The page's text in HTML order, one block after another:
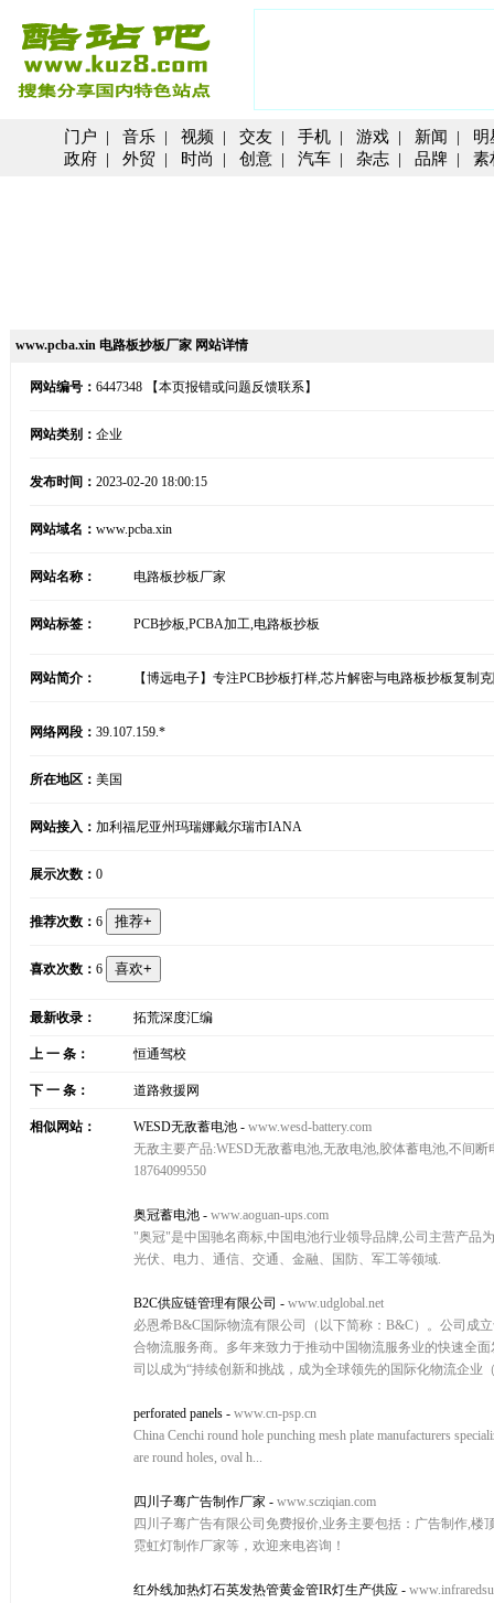
门户 | 音乐 | 视频 | 交友 | 手机 | 游戏 | 新闻 | 明
政府 | 外贸 | 时尚 | 创意 | 汽车 | 杂志 | 品牌 | 素
www.pcba.xin 电路板抄板厂家 网站详情
网站编号： 6447348 【本页报错或问题反馈联系】
网站类别： 企业
发布时间： 2023-02-20 18:00:15
网站域名： www.pcba.xin
网站名称： 电路板抄板厂家
网站标签： PCB抄板,PCBA加工,电路板抄板
网站简介： 【博远电子】专注PCB抄板打样,芯片解密与电路板抄板复制
网络网段： 39.107.159.*
所在地区： 美国
网站接入： 加利福尼亚州玛瑞娜戴尔瑞市IANA
展示次数： 0
推荐次数： 6
喜欢次数： 6
最新收录： 拓荒深度汇编
上 一 条： 恒通驾校
下 一 条： 道路救援网
相似网站： WESD无敌蓄电池 - www.wesd-battery.com
无敌主要产品:WESD无敌蓄电池,无敌电池,胶体蓄电池,不间
18764099550
奥冠蓄电池 - www.aoguan-ups.com
"奥冠"是中国驰名商标,中国电池行业领导品牌,公司主营产品
光伏、电力、通信、交通、金融、国防、军工等领域.
B2C供应链管理有限公司 - www.udglobal.net
必恩希B&C国际物流有限公司（以下简称：B&C）。公司成
合物流服务商。多年来致力于推动中国物流服务业的快速全
司以成为“持续创新和挑战，成为全球领先的国际化物流企业
perforated panels - www.cn-psp.cn
China Cenchi round hole punching mesh plate manufacturers
are round holes, oval h...
四川子骞广告制作厂家 - www.scziqian.com
四川子骞广告有限公司免费报价,业务主要包括：广告制作,
霓虹灯制作厂家等，欢迎来电咨询！
红外线加热灯石英发热管黄金管IR灯生产供应 -